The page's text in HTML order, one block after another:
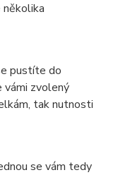
pustíte do
zvolený
tak nutnosti
se vám tedy